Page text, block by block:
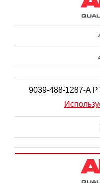
9039-488-1287-A